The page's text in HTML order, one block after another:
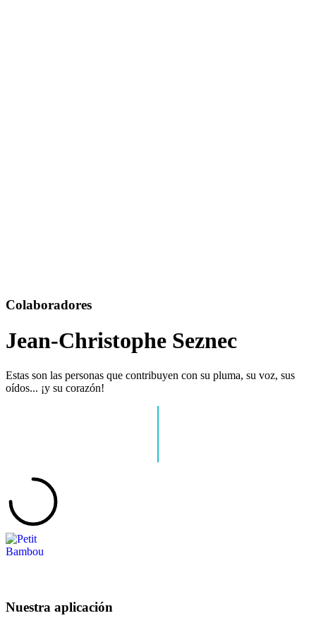
Colaboradores
Jean-Christophe Seznec
Estas son las personas que contribuyen con su pluma, su voz, sus
oídos... ¡y su corazón!
Nuestra aplicación